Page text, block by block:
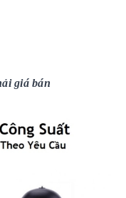
giá bán